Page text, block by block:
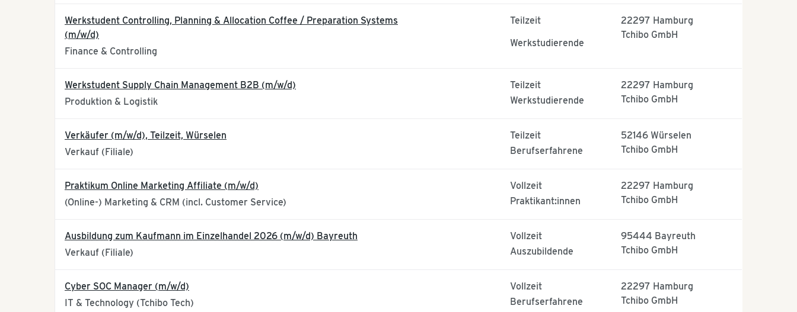
Werkstudent Controlling, Planning & Allocation Coffee / Preparation Systems
(m/w/d)
Finance & Controlling
Teilzeit
Werkstudierende
22297 Hamburg
Tchibo GmbH
Werkstudent Supply Chain Management B2B (m/w/d)
Produktion & Logistik
Teilzeit
Werkstudierende
22297 Hamburg
Tchibo GmbH
Verkäufer (m/w/d), Teilzeit, Würselen
Verkauf (Filiale)
Teilzeit
Berufserfahrene
52146 Würselen
Tchibo GmbH
Praktikum Online Marketing Affiliate (m/w/d)
(Online-) Marketing & CRM (incl. Customer Service)
Vollzeit
Praktikant:innen
22297 Hamburg
Tchibo GmbH
Ausbildung zum Kaufmann im Einzelhandel 2026 (m/w/d) Bayreuth
Verkauf (Filiale)
Vollzeit
Auszubildende
95444 Bayreuth
Tchibo GmbH
Cyber SOC Manager (m/w/d)
IT & Technology (Tchibo Tech)
Vollzeit
Berufserfahrene
22297 Hamburg
Tchibo GmbH